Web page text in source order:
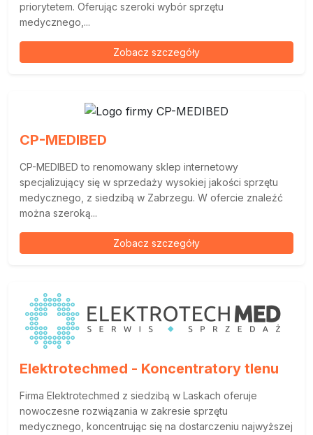
priorytetem. Oferując szeroki wybór sprzętu
medycznego,...
Zobacz szczegóły
CP-MEDIBED
CP-MEDIBED to renomowany sklep internetowy
specjalizujący się w sprzedaży wysokiej jakości sprzętu
medycznego, z siedzibą w Zabrzegu. W ofercie znaleźć
można szeroką...
Zobacz szczegóły
Elektrotechmed - Koncentratory tlenu
Firma Elektrotechmed z siedzibą w Laskach oferuje
nowoczesne rozwiązania w zakresie sprzętu
medycznego, koncentrując się na dostarczeniu najwyższej